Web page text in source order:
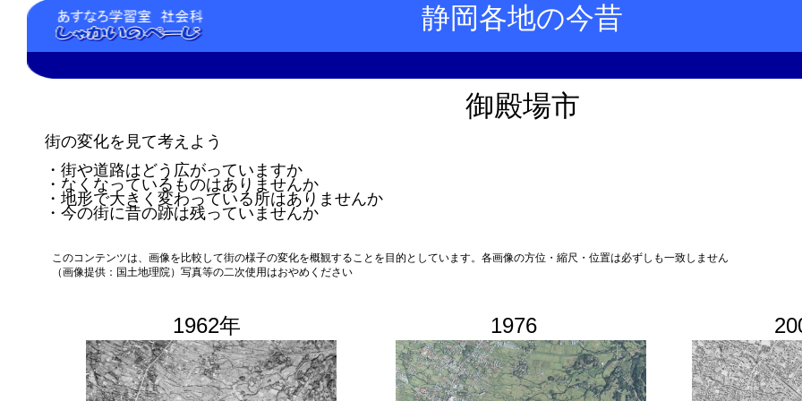
1962年
静岡各地の今昔
御殿場市
街の変化を見て考えよう
・街や道路はどう広がっていますか
・なくなっているものはありませんか
・地形で大きく変わっている所はありませんか
・今の街に昔の跡は残っていませんか
このコンテンツは、画像を比較して街の様子の変化を概観することを目的としています。各画像の方位・縮尺・位置は必ずしも一致しません
（画像提供：国土地理院）写真等の二次使用はおやめください
1976